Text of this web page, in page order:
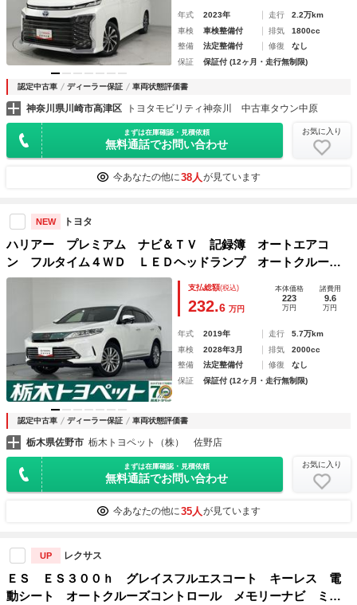
年式 2023年 走行
2.2万km
車検
車検整備付 排気
1800cc
整備
法定整備付 修復
なし
保証
保証付 (12ヶ月・走行無制限)
認定中古車 ディーラー保証 車両状態評価書
神奈川県川崎市高津区 トヨタモビリティ神奈川 中古車タウン中原
まずは在庫確認・見積依頼
無料通話でお問い合わせ
お気に入り
今あなたの他に38人 が見ています
NEW トヨタ
ハリアー プレミアム ナビ＆ＴＶ 記録簿 オートエアコ
ン フルタイム４ＷＤ ＬＥＤヘッドランプ オートクルーズ
コントロール アルミホイール メモリーナビ 運転席パワー
シート ＤＶＤ再生 ＡＢＳ パワーウィンドウ ＥＴＣ
支払総額(税込)
232.6 万円
本体価格
223
万円
諸費用
9.6
万円
年式 2019年 走行
5.7万km
車検
2028年3月 排気
2000cc
整備
法定整備付 修復
なし
保証
保証付 (12ヶ月・走行無制限)
認定中古車 ディーラー保証 車両状態評価書
栃木県佐野市 栃木トヨペット（株） 佐野店
まずは在庫確認・見積依頼
無料通話でお問い合わせ
お気に入り
今あなたの他に35人 が見ています
UP レクサス
ＥＳ ＥＳ３００ｈ グレイスフルエスコート キーレス 電
動シート オートクルーズコントロール メモリーナビ ミュ